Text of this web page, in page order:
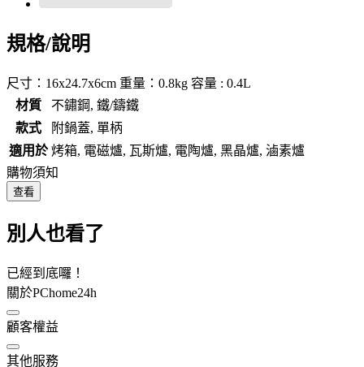
規格/說明
尺寸：16x24.7x6cm 重量：0.8kg 容量 : 0.4L
材質
不鏽鋼, 鐵/鑄鐵
款式
附鍋蓋, 單柄
適用於 烤箱, 電磁爐, 瓦斯爐, 電陶爐, 黑晶爐, 滷素爐
購物須知
查看
別人也看了
已經到底囉！
關於PChome24h
顧客權益
其他服務